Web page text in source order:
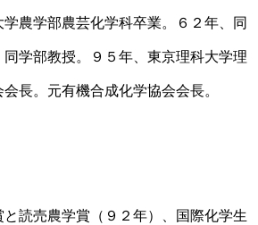
農学部農芸化学科卒業。６２年、同
学部教授。９５年、東京理科大学理
長。元有機合成化学協会会長。
読売農学賞（９２年）、国際化学生